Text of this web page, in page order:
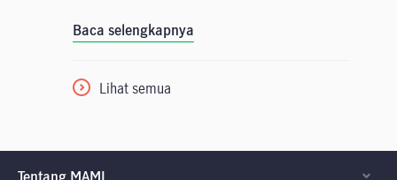
Baca selengkapnya
Lihat semua